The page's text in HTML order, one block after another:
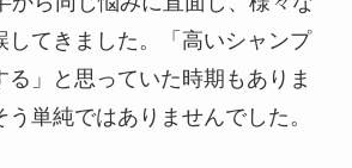
してきました。「高いシャンプ
る」と思っていた時期もありま
う単純ではありませんでした。